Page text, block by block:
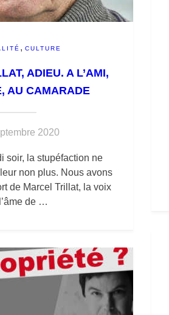
, CULTURE
ADIEU. A L’AMI,
AU CAMARADE
2020
soir, la stupéfaction ne
non plus. Nous avons
de Marcel Trillat, la voix
de …